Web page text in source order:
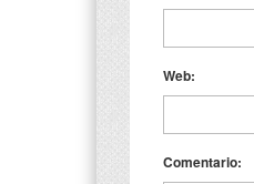
Web:
Comentario: